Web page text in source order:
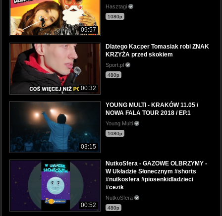
09:57
Hasztagi
1080p
00:32
Dlatego Kacper Tomasiak robi ZNAK
KRZYŻA przed skokiem
Sport.pl
480p
03:15
YOUNG MULTI - KRAKÓW 11.05 /
NOWA FALA TOUR 2018 / EP.1
Young Multi
1080p
00:52
NutkoSfera - GAZOWE OLBRZYMY -
W Układzie Słonecznym #shorts
#nutkosfera #piosenkidladzieci
#cezik
NutkoSfera
480p